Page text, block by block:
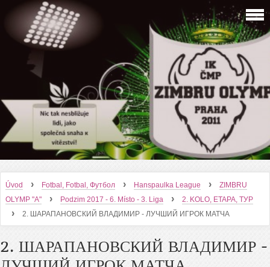
Úvod › Fotbal, Fotbal, Футбол › Hanspaulka League ›
ZIMBRU
OLYMP "A"
› Podzim 2017 - 6. Místo - 3. Liga › 2. KOLO, ETAPA, ТУР
› 2. ШАРАПАНОВСКИЙ ВЛАДИМИР - ЛУЧШИЙ ИГРОК МАТЧА
2. ШАРАПАНОВСКИЙ ВЛАДИМИР -